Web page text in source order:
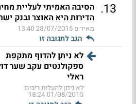
13
. הסיבה האמיתי לעליית
הדירות היא האוצר ובנק
מאיר פ28/07/2015 13:40
הגב לתגובה זו
לא ניתן להדוף מתקפת
ספקולנטים עקב שער
ראלי
לא ניתן להעלות ריבית
01/08/2015 18:24